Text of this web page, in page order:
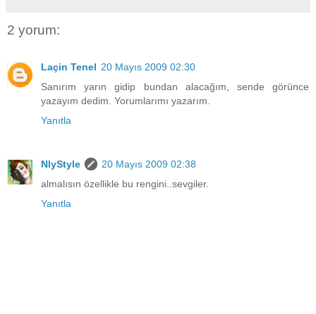
2 yorum:
Laçin Tenel 20 Mayıs 2009 02:30
Sanırım yarın gidip bundan alacağım, sende görünce
yazayım dedim. Yorumlarımı yazarım.
Yanıtla
NlyStyle
20 Mayıs 2009 02:38
almalısın özellikle bu rengini..sevgiler.
Yanıtla